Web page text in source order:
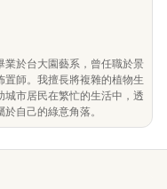
業於台大園藝系，曾任職於景
師。我擅長將複雜的植物生
市居民在繁忙的生活中，透
自己的綠意角落。